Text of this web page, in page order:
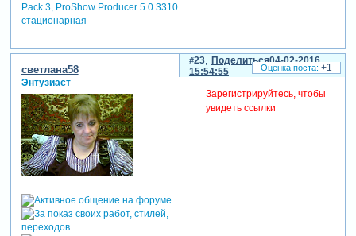
Pack 3, ProShow Producer 5.0.3310
стационарная
Поделиться
23
04-02-2016
15:54:55
светлана58
Энтузиаст
Зарегистрируйтесь, чтобы
увидеть ссылки
+1